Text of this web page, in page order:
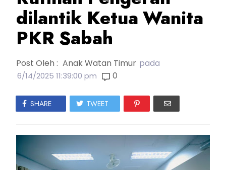
dilantik Ketua Wanita
PKR Sabah
Post Oleh : Anak Watan Timur pada
6/14/2025 11:39:00 pm 0
SHARE TWEET